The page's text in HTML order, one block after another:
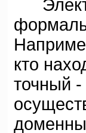
кто
точный